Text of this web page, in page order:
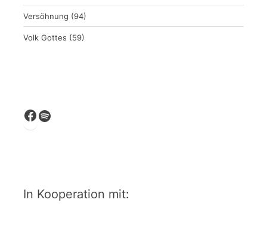
Versöhnung (94)
Volk Gottes (59)
Facebook
Spotify
In Kooperation mit: